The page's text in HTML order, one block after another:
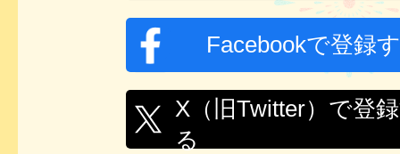
Facebookで登録
X（旧Twitter）で登
る